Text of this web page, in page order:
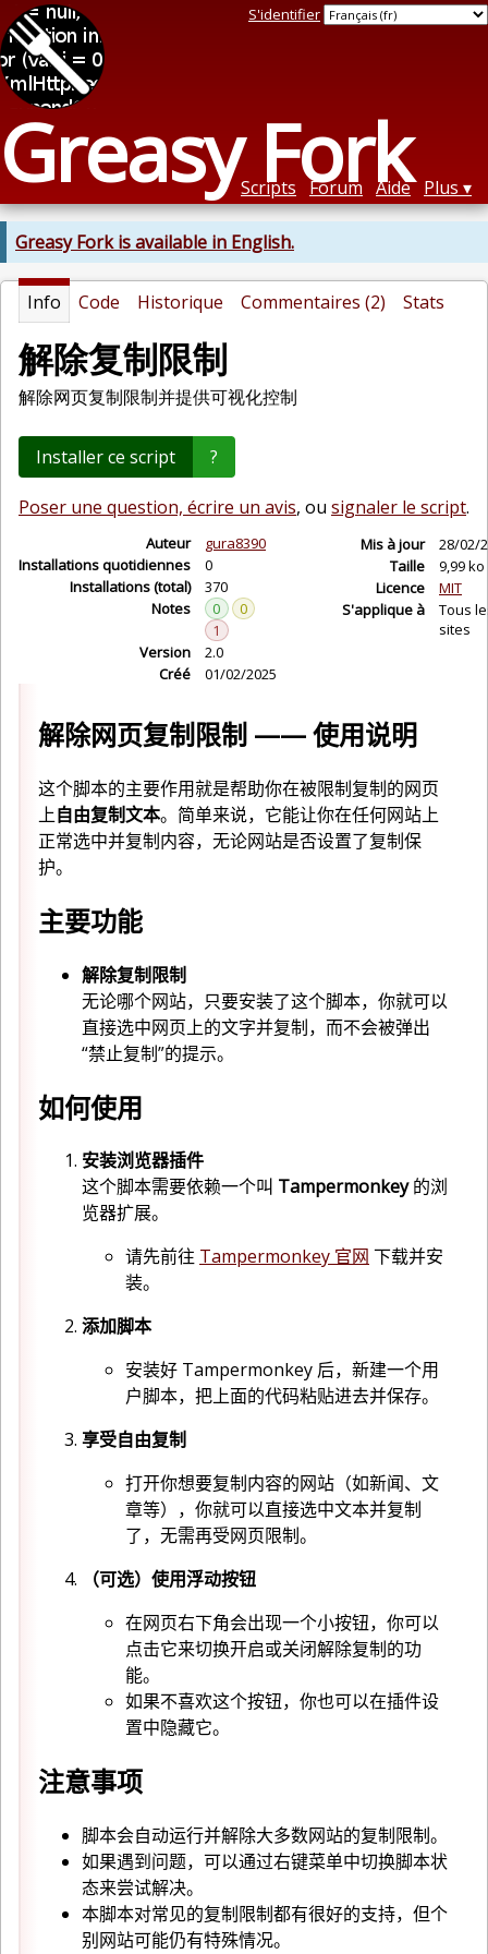
Greasy Fork
S'identifier
Scripts Forum Aide Plus
Greasy Fork is available in English.
Info Code Historique Commentaires (2) Stats
解除复制限制
解除网页复制限制并提供可视化控制
Installer ce script ?
Poser une question, écrire un avis, ou signaler le script.
Auteur
gura8390
Installations quotidiennes
0
Installations (total)
370
Notes
0
0
1
Version
2.0
Créé
01/02/2025
Mis à jour
28/02/
Taille
9,99 ko
Licence
MIT
S'applique à
Tous
sites
解除网页复制限制 —— 使用说明
这个脚本的主要作用就是帮助你在被限制复制的网页
上自由复制文本。简单来说，它能让你在任何网站上
正常选中并复制内容，无论网站是否设置了复制保
护。
主要功能
解除复制限制
无论哪个网站，只要安装了这个脚本，你就可以
直接选中网页上的文字并复制，而不会被弹出
“禁止复制”的提示。
如何使用
安装浏览器插件
这个脚本需要依赖一个叫 Tampermonkey的浏
览器扩展。
请先前往 Tampermonkey 官网 下载并安
装。
添加脚本
安装好 Tampermonkey 后，新建一个用
户脚本，把上面的代码粘贴进去并保存。
享受自由复制
打开你想要复制内容的网站（如新闻、文
章等），你就可以直接选中文本并复制
了，无需再受网页限制。
（可选）使用浮动按钮
在网页右下角会出现一个小按钮，你可以
点击它来切换开启或关闭解除复制的功
能。
如果不喜欢这个按钮，你也可以在插件设
置中隐藏它。
注意事项
脚本会自动运行并解除大多数网站的复制限制。
如果遇到问题，可以通过右键菜单中切换脚本状
态来尝试解决。
本脚本对常见的复制限制都有很好的支持，但个
别网站可能仍有特殊情况。